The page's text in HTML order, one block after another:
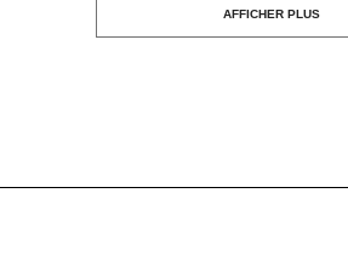
AFFICHER PLUS